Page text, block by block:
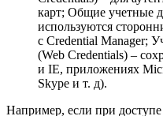
карт; Общие учетные
используются
с Credential Manager;
(Web Credentials) –
и IE, приложениях
Skype и т. д).
Например, если при